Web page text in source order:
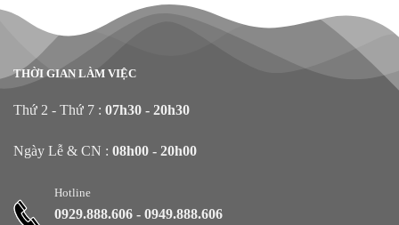
THỜI GIAN LÀM VIỆC
Thứ 2 - Thứ 7 : 07h30 - 20h30
Ngày Lễ & CN : 08h00 - 20h00
Hotline
0929.888.606 - 0949.888.606